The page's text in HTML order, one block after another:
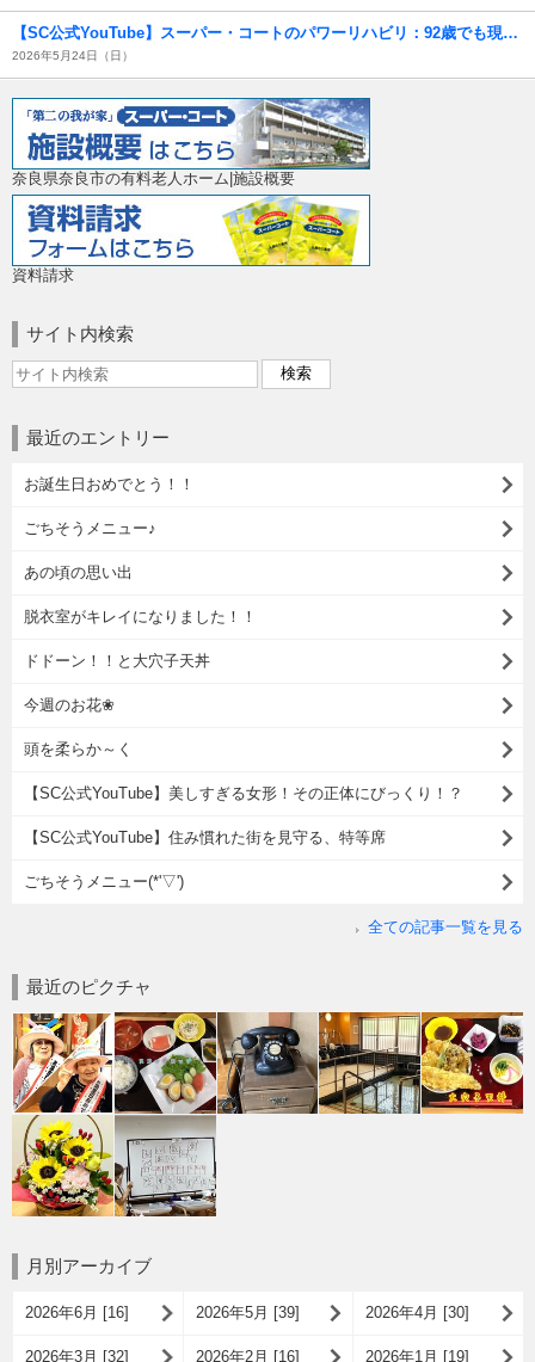
【SC公式YouTube】スーパー・コートのパワーリハビリ：92歳でも現役！驚きの若々しさ！
2026年5月24日（日）
奈良県奈良市の有料老人ホーム|施設概要
資料請求
サイト内検索
最近のエントリー
お誕生日おめでとう！！
ごちそうメニュー♪
あの頃の思い出
脱衣室がキレイになりました！！
ドドーン！！と大穴子天丼
今週のお花❀
頭を柔らか～く
【SC公式YouTube】美しすぎる女形！その正体にびっくり！？
【SC公式YouTube】住み慣れた街を見守る、特等席
ごちそうメニュー(*'▽')
全ての記事一覧を見る
最近のピクチャ
月別アーカイブ
2026年6月 [16] 2026年5月 [39] 2026年4月 [30]
2026年3月 [32] 2026年2月 [16] 2026年1月 [19]